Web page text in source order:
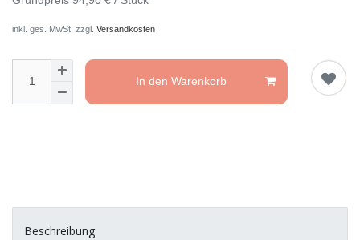
inkl. ges. MwSt. zzgl. Versandkosten
In den Warenkorb
Beschreibung